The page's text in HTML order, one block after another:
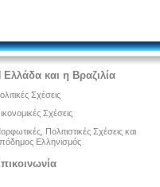
Ελλάδα και η Βραζιλία
Σχέσεις
Σχέσεις
Πολιτιστικές Σχέσεις και
Ελληνισμός